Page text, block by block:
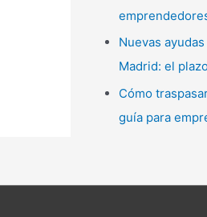
Nuevas
Madrid: el
Cómo
guía para